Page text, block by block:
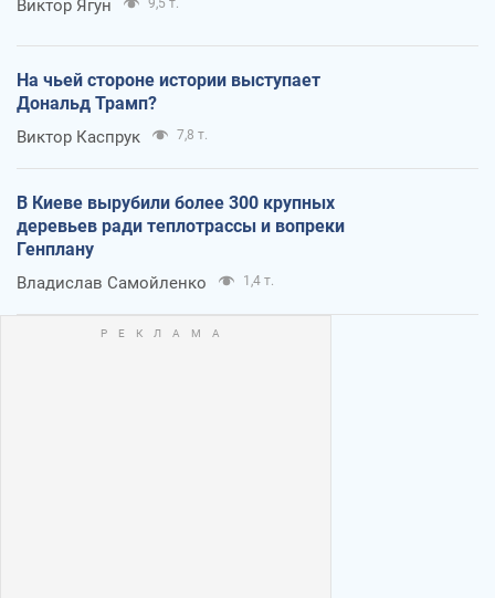
Виктор Ягун 9,5 т.
На чьей стороне истории выступает
Дональд Трамп?
Виктор Каспрук 7,8 т.
В Киеве вырубили более 300 крупных
деревьев ради теплотрассы и вопреки
Генплану
Владислав Самойленко 1,4 т.